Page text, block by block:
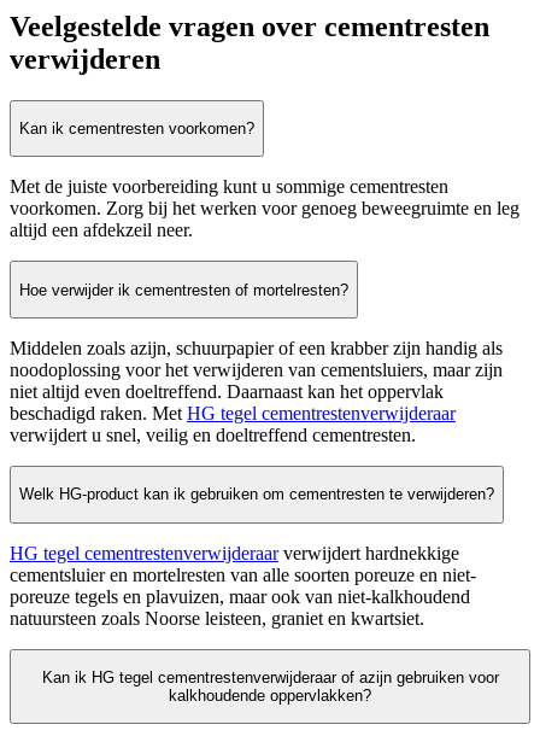
Veelgestelde vragen over cementresten
verwijderen
Kan ik cementresten voorkomen?
Met de juiste voorbereiding kunt u sommige cementresten
voorkomen. Zorg bij het werken voor genoeg beweegruimte en leg
altijd een afdekzeil neer.
Hoe verwijder ik cementresten of mortelresten?
Middelen zoals azijn, schuurpapier of een krabber zijn handig als
noodoplossing voor het verwijderen van cementsluiers, maar zijn
niet altijd even doeltreffend. Daarnaast kan het oppervlak
beschadigd raken. Met HG tegel cementrestenverwijderaar
verwijdert u snel, veilig en doeltreffend cementresten.
Welk HG-product kan ik gebruiken om cementresten te verwijderen?
HG tegel cementrestenverwijderaarverwijdert hardnekkige
cementsluier en mortelresten van alle soorten poreuze en niet-
poreuze tegels en plavuizen, maar ook van niet-kalkhoudend
natuursteen zoals Noorse leisteen, graniet en kwartsiet.
Kan ik HG tegel cementrestenverwijderaar of azijn gebruiken voor
kalkhoudende oppervlakken?